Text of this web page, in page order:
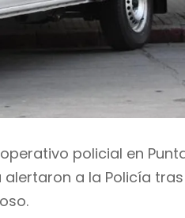
policial en
a la Policía